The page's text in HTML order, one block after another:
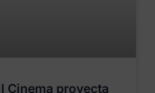
Cinema proyecta